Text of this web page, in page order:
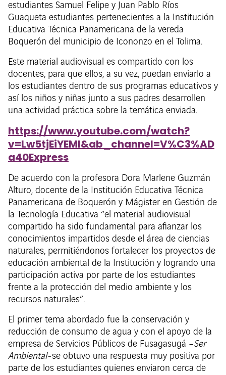
estudiantes Samuel Felipe y Juan Pablo Ríos
Guaqueta estudiantes pertenecientes a la Institución
Educativa Técnica Panamericana de la vereda
Boquerón del municipio de Icononzo en el Tolima.
Este material audiovisual es compartido con los
docentes, para que ellos, a su vez, puedan enviarlo a
los estudiantes dentro de sus programas educativos y
así los niños y niñas junto a sus padres desarrollen
una actividad práctica sobre la temática enviada.
https://www.youtube.com/watch?
v=Lw5tjEiYEMI&ab_channel=V%C3%AD
a40Express
De acuerdo con la profesora Dora Marlene Guzmán
Alturo, docente de la Institución Educativa Técnica
Panamericana de Boquerón y Mágister en Gestión de
la Tecnología Educativa “el material audiovisual
compartido ha sido fundamental para afianzar los
conocimientos impartidos desde el área de ciencias
naturales, permitiéndonos fortalecer los proyectos de
educación ambiental de la Institución y logrando una
participación activa por parte de los estudiantes
frente a la protección del medio ambiente y los
recursos naturales”.
El primer tema abordado fue la conservación y
reducción de consumo de agua y con el apoyo de la
empresa de Servicios Públicos de Fusagasugá –Ser
Ambiental-se obtuvo una respuesta muy positiva por
parte de los estudiantes quienes enviaron cerca de